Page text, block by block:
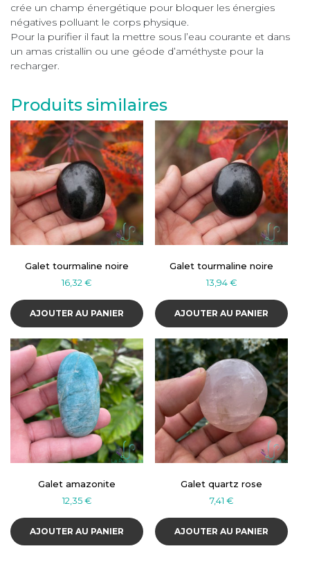
crée un champ énergétique pour bloquer les énergies
négatives polluant le corps physique.
Pour la purifier il faut la mettre sous l’eau courante et dans
un amas cristallin ou une géode d’améthyste pour la
recharger.
Produits similaires
Galet tourmaline noire
16,32€
AJOUTER AU PANIER
Galet tourmaline noire
13,94€
AJOUTER AU PANIER
Galet amazonite
12,35€
AJOUTER AU PANIER
Galet quartz rose
7,41 €
AJOUTER AU PANIER